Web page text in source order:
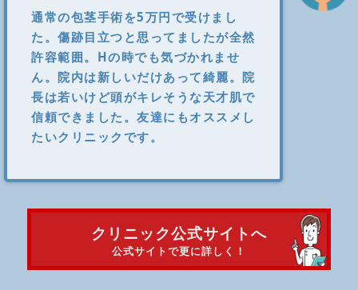
通常の包茎手術を5万円で受けまし
た。傷跡目立つと思ってましたが全然
許容範囲。Hの時でも気づかれませ
ん。院内は新しいだけあって綺麗。院
長は若いけど頭がキレそうな天才肌で
信頼できました。友達にもオススメし
たいクリニックです。
クリニック公式サイトへ
公式サイトで更に詳しく！